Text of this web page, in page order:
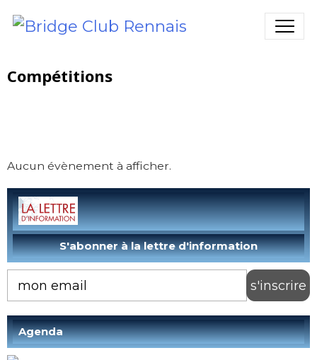
Compétitions
Aucun évènement à afficher.
Agenda